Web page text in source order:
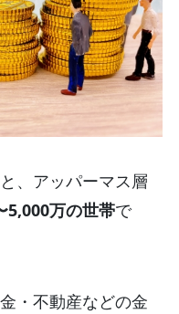
、アッパーマス層
5,000万の世帯で
・不動産などの金